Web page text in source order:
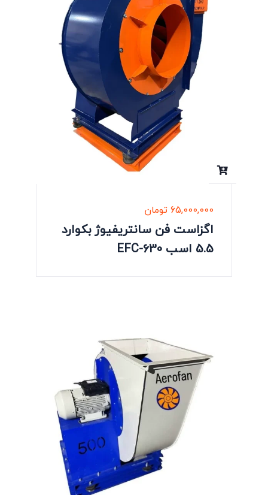
65,000,000تومان
اگزاست فن سانتریفیوژ بکوارد
5.5 اسب EFC-630